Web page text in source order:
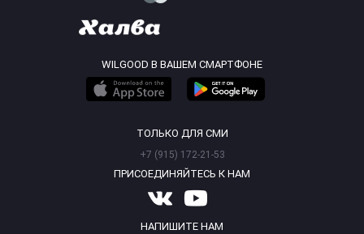
WILGOOD В ВАШЕМ СМАРТФОНЕ
ТОЛЬКО ДЛЯ СМИ
+7 (915) 172-21-53
ПРИСОЕДИНЯЙТЕСЬ К НАМ
НАПИШИТЕ НАМ